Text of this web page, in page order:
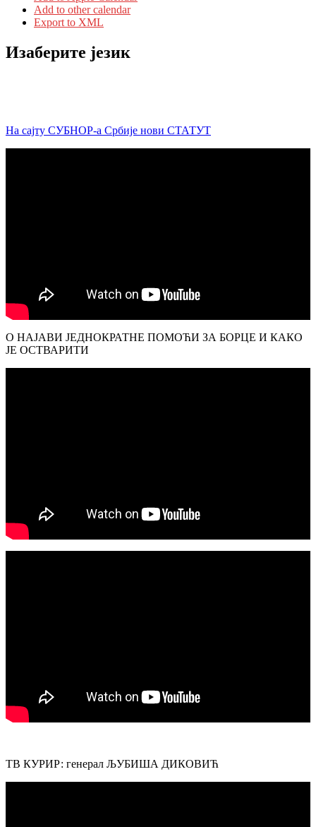
Add to other calendar
Export to XML
Изаберите језик
На сајту СУБНОР-а Србије нови СТАТУТ
О НАЈАВИ ЈЕДНОКРАТНЕ ПОМОЋИ ЗА БОРЦЕ И КАКО
ЈЕ ОСТВАРИТИ
ТВ КУРИР: генерал ЉУБИША ДИКОВИЋ